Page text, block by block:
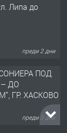
Липа до
преди 2 дни
ПОД
– ДО
ГР. ХАСКОВО
преди 3 дни